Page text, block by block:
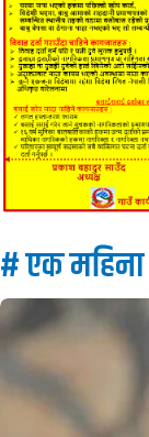
# एक